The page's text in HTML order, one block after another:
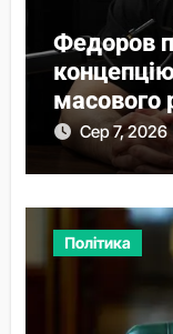
Федоров
масового
Сер 7, 2026
Політика